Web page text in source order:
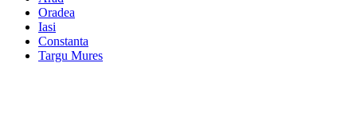
Oradea
Iasi
Constanta
Targu Mures